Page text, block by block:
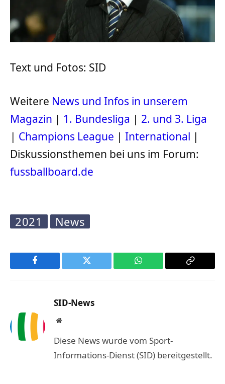
Text und Fotos: SID
Weitere News und Infos in unserem
Magazin | 1. Bundesliga | 2. und 3. Liga
| Champions League | International |
Diskussionsthemen bei uns im Forum:
fussballboard.de
2021 News
Facebook Twitter WhatsApp
Copy
SID-News
Website
Diese News wurde vom Sport-
Informations-Dienst (SID) bereitgestellt.